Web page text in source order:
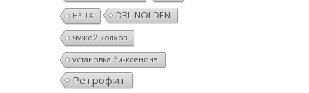
HELLA DRL NOLDEN
чужой колхоз
установка би-ксенона
Ретрофит